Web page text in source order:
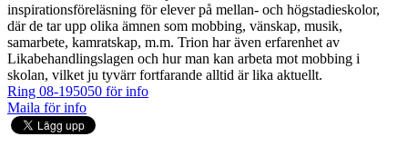
inspirationsföreläsning för elever på mellan- och högstadieskolor,
där de tar upp olika ämnen som mobbing, vänskap, musik,
samarbete, kamratskap, m.m. Trion har även erfarenhet av
Likabehandlingslagen och hur man kan arbeta mot mobbing i
skolan, vilket ju tyvärr fortfarande alltid är lika aktuellt.
Ring 08-195050 för info
Maila för info